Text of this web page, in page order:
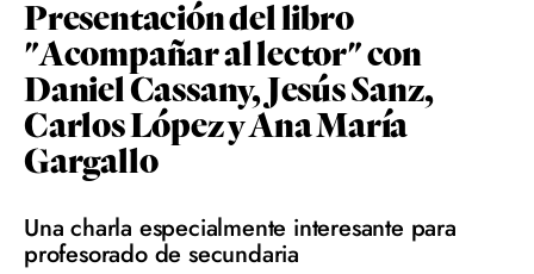
Presentación del libro
"Acompañar al lector" con
Daniel Cassany, Jesús Sanz,
Carlos López y Ana María
Gargallo
Una charla especialmente interesante para
profesorado de secundaria